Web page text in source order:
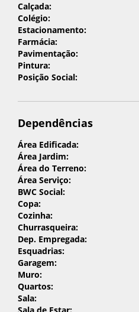
Calçada:
Colégio:
Estacionamento:
Farmácia:
Pavimentação:
Pintura:
Posição Social:
Dependências
Área Edificada:
Área Jardim:
Área do Terreno:
Área Serviço:
BWC Social:
Copa:
Cozinha:
Churrasqueira:
Dep. Empregada:
Esquadrias:
Garagem:
Muro:
Quartos:
Sala: